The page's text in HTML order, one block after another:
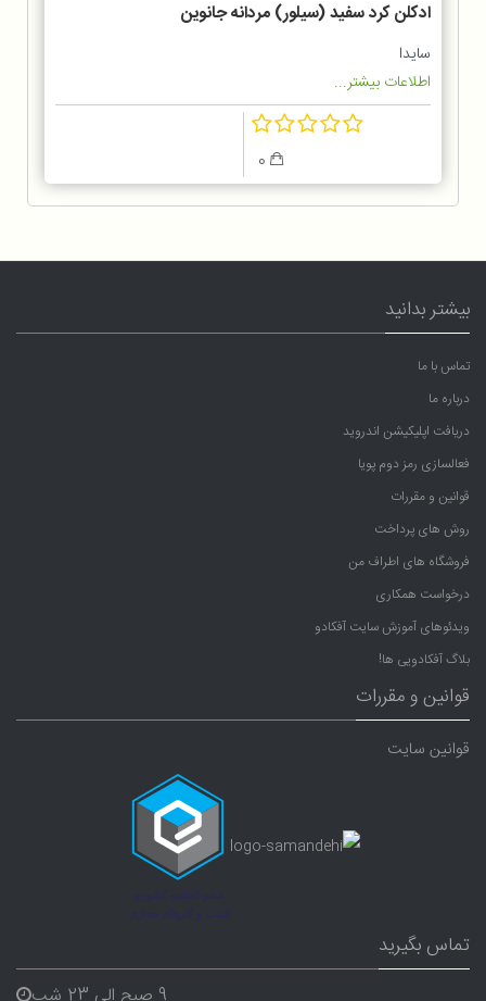
ادکلن کرد سفید (سیلور) مردانه جانوین
سایدا
اطلاعات بیشتر...
بیشتر بدانید
تماس با ما
درباره ما
دریافت اپلیکیشن اندروید
فعالسازی رمز دوم پویا
قوانین و مقررات
روش های پرداخت
فروشگاه های اطراف من
درخواست همکاری
ویدئوهای آموزش سایت آفکادو
بلاگ آفکادویی ها!
قوانین و مقررات
قوانین سایت
تماس بگیرید